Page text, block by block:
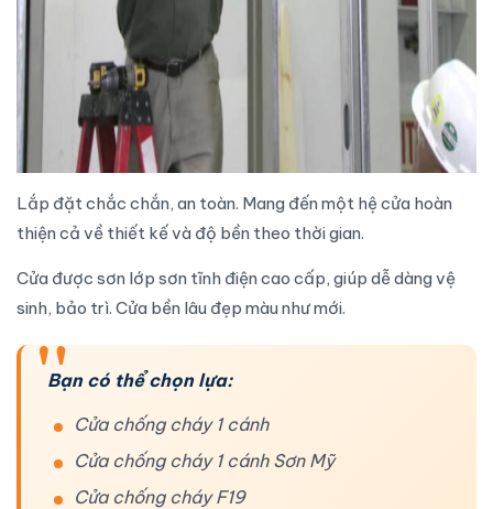
Lắp đặt chắc chắn, an toàn. Mang đến một hệ cửa hoàn
thiện cả về thiết kế và độ bền theo thời gian.
Cửa được sơn lớp sơn tĩnh điện cao cấp, giúp dễ dàng vệ
sinh, bảo trì. Cửa bền lâu đẹp màu như mới.
Bạn có thể chọn lựa:
Cửa chống cháy 1 cánh
Cửa chống cháy 1 cánh Sơn Mỹ
Cửa chống cháy F19